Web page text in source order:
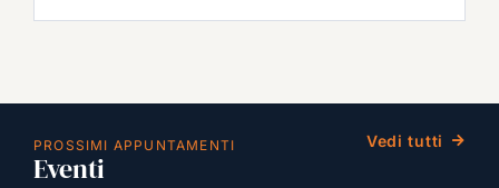
PROSSIMI APPUNTAMENTI
Eventi
Vedi tutti